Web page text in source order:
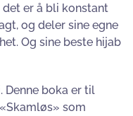
er å bli konstant
og deler sine egne
Og sine beste hijab
boka er til
som